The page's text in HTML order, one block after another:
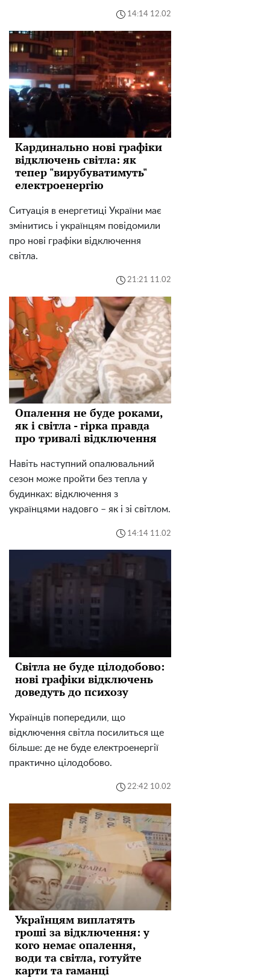
14:14 12.02
Кардинально нові графіки
відключень світла: як
тепер "вирубуватимуть"
електроенергію
Ситуація в енергетиці України має
змінитись і українцям повідомили
про нові графіки відключення
світла.
21:21 11.02
Опалення не буде роками,
як і світла - гірка правда
про тривалі відключення
Навіть наступний опалювальний
сезон може пройти без тепла у
будинках: відключення з
українцями надовго – як і зі світлом.
14:14 11.02
Світла не буде цілодобово:
нові графіки відключень
доведуть до психозу
Українців попередили, що
відключення світла посилиться ще
більше: де не буде електроенергії
практично цілодобово.
22:42 10.02
Українцям виплатять
гроші за відключення: у
кого немає опалення,
води та світла, готуйте
карти та гаманці